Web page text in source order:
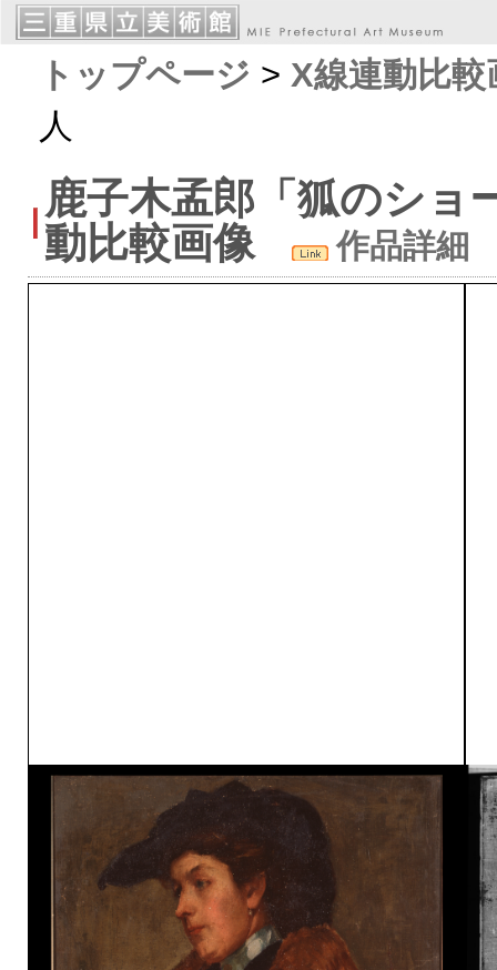
トップページ > X線連動比較
人
鹿子木孟郎「狐のショ
動比較画像
作品詳細